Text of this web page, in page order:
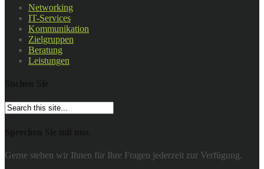
Networking
IT-Services
Kommunikation
Zielgruppen
Beratung
Leistungen
Gerne stehen wir Ihnen für Ihre Fragen jederzeit zur Verfügung.